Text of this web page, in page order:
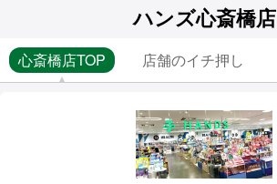
ハンズ心斎橋店
心斎橋店TOP 店舗のイチ押し